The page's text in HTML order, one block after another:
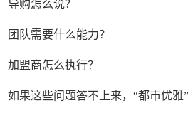
导购怎么说？
团队需要什么能力？
加盟商怎么执行？
如果这些问题答不上来，“都市优雅